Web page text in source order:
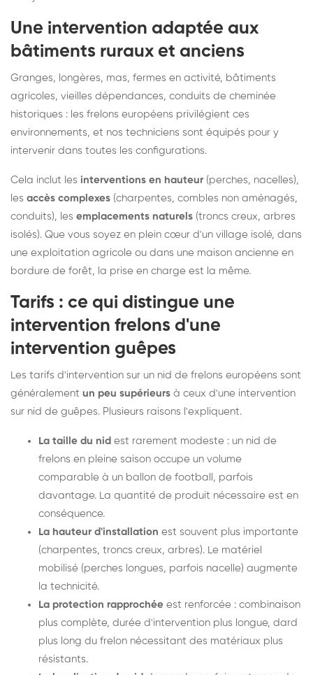
Une intervention adaptée aux
bâtiments ruraux et anciens
Granges, longères, mas, fermes en activité, bâtiments
agricoles, vieilles dépendances, conduits de cheminée
historiques : les frelons européens privilégient ces
environnements, et nos techniciens sont équipés pour y
intervenir dans toutes les configurations.
Cela inclut les interventions en hauteur (perches, nacelles),
les accès complexes (charpentes, combles non aménagés,
conduits), les emplacements naturels (troncs creux, arbres
isolés). Que vous soyez en plein cœur d'un village isolé, dans
une exploitation agricole ou dans une maison ancienne en
bordure de forêt, la prise en charge est la même.
Tarifs : ce qui distingue une
intervention frelons d'une
intervention guêpes
Les tarifs d'intervention sur un nid de frelons européens sont
généralement un peu supérieurs à ceux d'une intervention
sur nid de guêpes. Plusieurs raisons l'expliquent.
La taille du nid est rarement modeste : un nid de
frelons en pleine saison occupe un volume
comparable à un ballon de football, parfois
davantage. La quantité de produit nécessaire est en
conséquence.
La hauteur d'installation est souvent plus importante
(charpentes, troncs creux, arbres). Le matériel
mobilisé (perches longues, parfois nacelle) augmente
la technicité.
La protection rapprochée est renforcée : combinaison
plus complète, durée d'intervention plus longue, dard
plus long du frelon nécessitant des matériaux plus
résistants.